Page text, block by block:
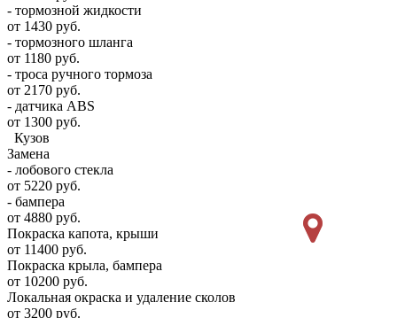
- тормозной жидкости
от 1430 руб.
- тормозного шланга
от 1180 руб.
- троса ручного тормоза
от 2170 руб.
- датчика ABS
от 1300 руб.
Кузов
Замена
- лобового стекла
от 5220 руб.
- бампера
от 4880 руб.
Покраска капота, крыши
от 11400 руб.
Покраска крыла, бампера
от 10200 руб.
Локальная окраска и удаление сколов
от 3200 руб.